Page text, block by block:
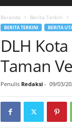
Beranda Berita Terkini
BERITA TERKINI BERITA
DLH
Taman
Penulis Redaksi- 09/03/